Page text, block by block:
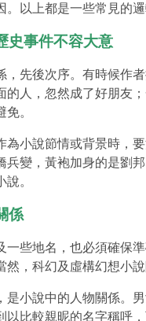
。以上都是一些常見的
史事件不容大意
，先後次序。有時候作
的人，忽然成了好朋友
。
為小說節情或背景時，
兵變，黃袍加身的是劉
。
係
一些地名，也必須確保
然，科幻及虛構幻想小說
是小說中的人物關係。
以比較親昵的名字稱呼